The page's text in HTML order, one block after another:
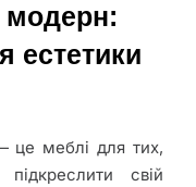
модерн:
естетики
це меблі для тих,
свій